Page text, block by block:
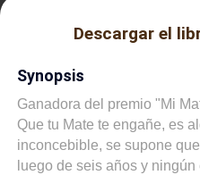
Descargar el
Synopsis
Ganadora del premio "Mi
Que tu Mate te engañe, es
inconcebible, se supone
luego de seis años y